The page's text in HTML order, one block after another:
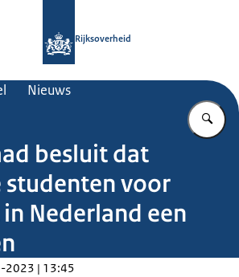
Rijksoverheid
Nieuws
besluit dat
studenten voor
Nederland een
2023 | 13:45